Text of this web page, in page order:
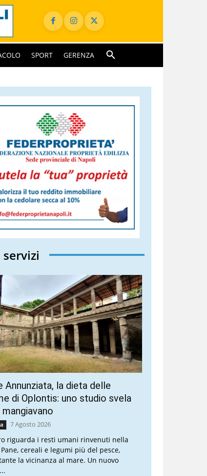
SPORT GERENZA
Annunziata, la dieta delle
di Oplontis: uno studio svela
7 Agosto 2026
riguarda i resti umani rinvenuti nella
cereali e legumi più del pesce,
la vicinanza al mare. Un nuovo